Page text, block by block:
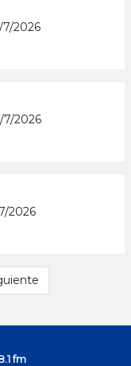
7/2026
7/2026
2026
fm